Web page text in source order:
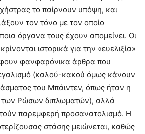
το παίρνουν υπόψη, και
τον τόνο με τον οποίο
όργανα τους έχουν απομείνει. Οι
ιστορικά για την «ευελιξία»
φανφαρόνικα άρθρα που
(καλού-κακού όμως κάνουν
του Μπάιντεν, όπως ήταν η
Ρώσων διπλωματών), αλλά
παρεμφερή προσανατολισμό. Η
στάσης μειώνεται, καθώς